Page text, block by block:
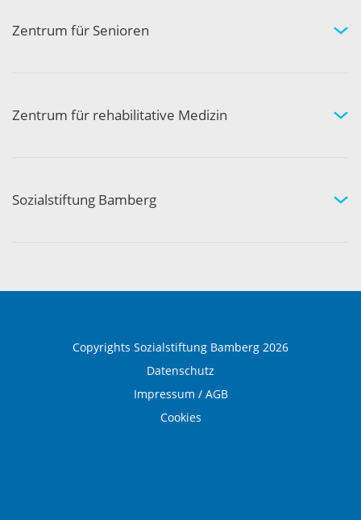
Kompetenznetzwerk
Zentrum für Senioren
Aktivität und Gemeinschaft
Zentrum für rehabilitative Medizin
Medical Wellness
Sozialstiftung Bamberg
Copyrights Sozialstiftung Bamberg 2026
Datenschutz
Impressum / AGB
Cookies